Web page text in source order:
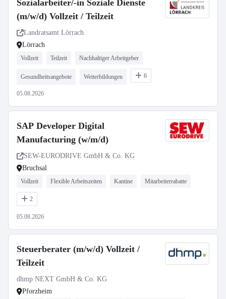
Sozialarbeiter/-in Soziale Dienste
(m/w/d) Vollzeit / Teilzeit
Landratsamt Lörrach
Lörrach
Vollzeit Teilzeit Nachhaltiger Arbeitgeber
Gesundheitsangebote Weiterbildungen 6
05.08.2026
SAP Developer Digital
Manufacturing (w/m/d)
SEW-EURODRIVE GmbH & Co. KG
Bruchsal
Vollzeit Flexible Arbeitszeiten Kantine Mitarbeiterrabatte
2
05.08.2026
Steuerberater (m/w/d) Vollzeit /
Teilzeit
dhmp NEXT GmbH & Co. KG
Pforzheim